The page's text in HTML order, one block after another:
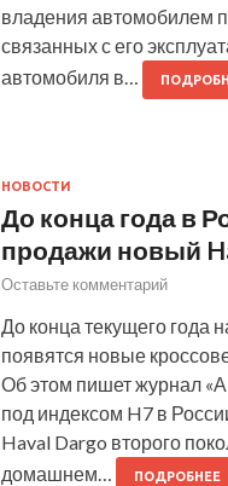
владения автомобилем
связанных с его
автомобиля в…
НОВОСТИ
До конца года в
продажи новый
Оставьте комментарий
До конца текущего года
появятся новые
Об этом пишет журнал
под индексом H7 в
Haval Dargo второго
домашнем…
ПОДРОБНЕЕ